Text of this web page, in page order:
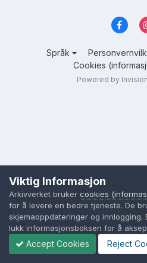
Språk
Cookies
Powered by
Viktig Informasjon
Arkivverket bruker cookies
for å levere en bedre tjeneste. De
skjemaoppdateringer og innlogging.
lukk informasjonsboksen for å
Accept Cookies Reject